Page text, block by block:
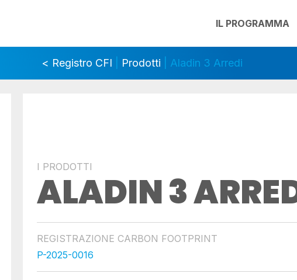
IL PROGRAMMA
< Registro CFI Prodotti | Aladin 3 Arredi
I PRODOTTI
ALADIN 3
REGISTRAZIONE CARBON FOOTPRINT
P-2025-0016